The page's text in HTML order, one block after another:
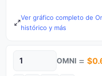
Ver gráfico completo de
histórico y más
Cantidad OMNI =